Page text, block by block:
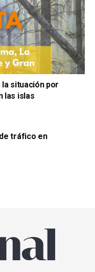
la situación por
las islas
tráfico en